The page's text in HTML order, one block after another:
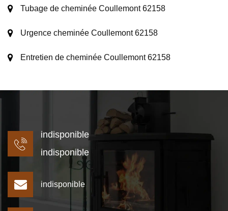
Tubage de cheminée Coullemont 62158
Urgence cheminée Coullemont 62158
Entretien de cheminée Coullemont 62158
indisponible
indisponible
indisponible